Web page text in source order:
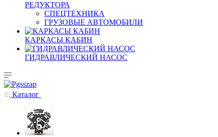
РЕДУКТОРА
СПЕЦТЕХНИКА
ГРУЗОВЫЕ АВТОМОБИЛИ
КАРКАСЫ КАБИН
ГИДРАВЛИЧЕСКИЙ НАСОС
Каталог